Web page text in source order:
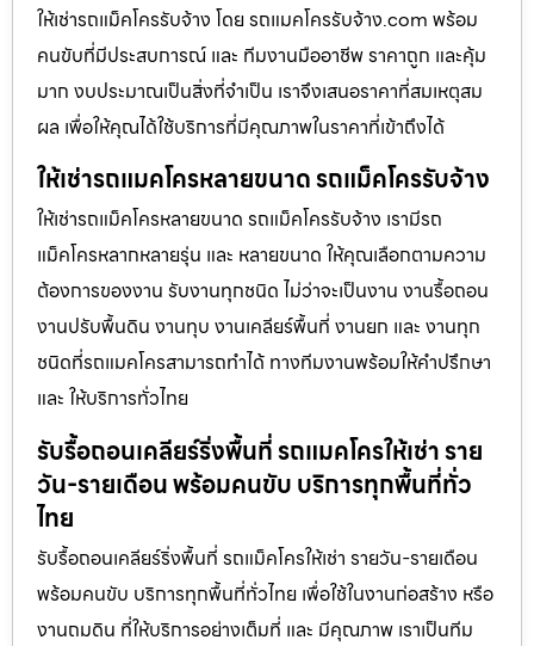
ให้เช่ารถแม็คโครรับจ้าง โดย รถแมคโครรับจ้าง.com พร้อม
คนขับที่มีประสบการณ์ และ ทีมงานมืออาชีพ ราคาถูก และคุ้ม
มาก งบประมาณเป็นสิ่งที่จำเป็น เราจึงเสนอราคาที่สมเหตุสม
ผล เพื่อให้คุณได้ใช้บริการที่มีคุณภาพในราคาที่เข้าถึงได้
ให้เช่ารถแมคโครหลายขนาด รถแม็คโครรับจ้าง
ให้เช่ารถแม็คโครหลายขนาด รถแม็คโครรับจ้าง เรามีรถ
แม็คโครหลากหลายรุ่น และ หลายขนาด ให้คุณเลือกตามความ
ต้องการของงาน รับงานทุกชนิด ไม่ว่าจะเป็นงาน งานรื้อถอน
งานปรับพื้นดิน งานทุบ งานเคลียร์พื้นที่ งานยก และ งานทุก
ชนิดที่รถแมคโครสามารถทำได้ ทางทีมงานพร้อมให้คำปรึกษา
และ ให้บริการทั่วไทย
รับรื้อถอนเคลียร์ริ่งพื้นที่ รถแมคโครให้เช่า ราย
วัน-รายเดือน พร้อมคนขับ บริการทุกพื้นที่ทั่ว
ไทย
รับรื้อถอนเคลียร์ริ่งพื้นที่ รถแม็คโครให้เช่า รายวัน-รายเดือน
พร้อมคนขับ บริการทุกพื้นที่ทั่วไทย เพื่อใช้ในงานก่อสร้าง หรือ
งานถมดิน ที่ให้บริการอย่างเต็มที่ และ มีคุณภาพ เราเป็นทีม